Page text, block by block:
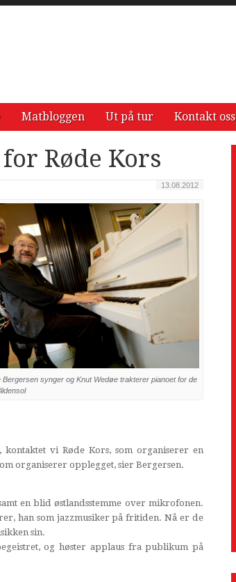
Matbloggen Ut på tur Kontakt oss
Røde Kors
13.08.2012
Bergersen synger og Knut Wedøe trakterer pianoet for de
vi Røde Kors, som organiserer en
organiserer opplegget, sier Bergersen.
en blid østlandsstemme over mikrofonen.
han som jazzmusiker på fritiden. Nå er de
sin.
og høster applaus fra publikum på